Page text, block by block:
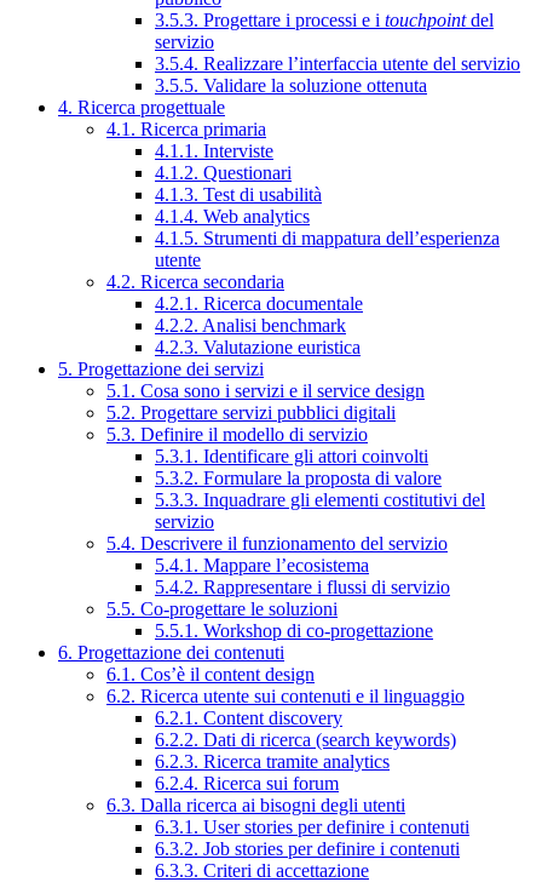
3.5.3. Progettare i processi e i touchpointdel
servizio
3.5.4. Realizzare l’interfaccia utente del servizio
3.5.5. Validare la soluzione ottenuta
4. Ricerca progettuale
4.1. Ricerca primaria
4.1.1. Interviste
4.1.2. Questionari
4.1.3. Test di usabilità
4.1.4. Web analytics
4.1.5. Strumenti di mappatura dell’esperienza
utente
4.2. Ricerca secondaria
4.2.1. Ricerca documentale
4.2.2. Analisi benchmark
4.2.3. Valutazione euristica
5. Progettazione dei servizi
5.1. Cosa sono i servizi e il service design
5.2. Progettare servizi pubblici digitali
5.3. Definire il modello di servizio
5.3.1. Identificare gli attori coinvolti
5.3.2. Formulare la proposta di valore
5.3.3. Inquadrare gli elementi costitutivi del
servizio
5.4. Descrivere il funzionamento del servizio
5.4.1. Mappare l’ecosistema
5.4.2. Rappresentare i flussi di servizio
5.5. Co-progettare le soluzioni
5.5.1. Workshop di co-progettazione
6. Progettazione dei contenuti
6.1. Cos’è il content design
6.2. Ricerca utente sui contenuti e il linguaggio
6.2.1. Content discovery
6.2.2. Dati di ricerca (search keywords)
6.2.3. Ricerca tramite analytics
6.2.4. Ricerca sui forum
6.3. Dalla ricerca ai bisogni degli utenti
6.3.1. User stories per definire i contenuti
6.3.2. Job stories per definire i contenuti
6.3.3. Criteri di accettazione